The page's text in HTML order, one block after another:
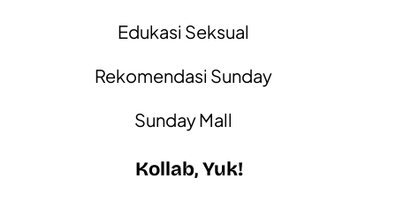
Edukasi Seksual
Rekomendasi Sunday
Sunday Mall
Kollab, Yuk!